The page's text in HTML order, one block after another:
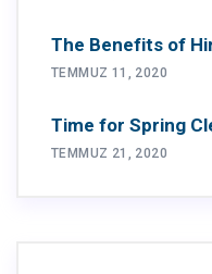
The Benefits of
TEMMUZ 11, 2020
Time for Spring
TEMMUZ 21, 2020